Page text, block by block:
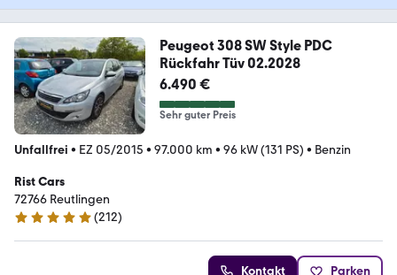
Peugeot 308 SW Style PDC
Rückfahr Tüv 02.2028
6.490 €
Sehr guter Preis
Unfallfrei • EZ 05/2015 • 97.000 km • 96 kW (131 PS) • Benzin
Rist Cars
72766 Reutlingen
5 Sterne
(212)
Kontakt Parken